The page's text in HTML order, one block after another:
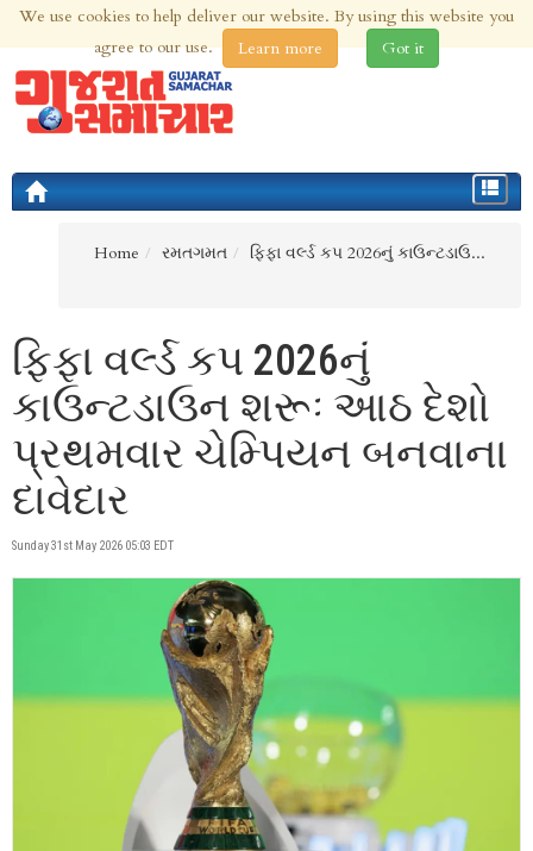
6th Aug 2026 | Updated at 09:32pm 6th Aug 2026
Toggle
Home
રમતગમત ફિફા વર્લ્ડ કપ 2026નું કાઉન્ટડાઉ...
ફિફા વર્લ્ડ કપ 2026નું
કાઉન્ટડાઉન શરૂઃ આઠ દેશો
પ્રથમવાર ચેમ્પિયન બનવાના
દાવેદાર
Sunday 31st May 2026 05:03 EDT
We use cookies to help deliver our website. By using this website you
agree to our use.
Learn more Got it